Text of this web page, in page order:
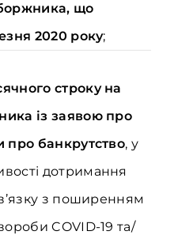
що
2020 року;
строку на
із заявою про
про банкрутство, у
дотримання
з поширенням
COVID-19 та/